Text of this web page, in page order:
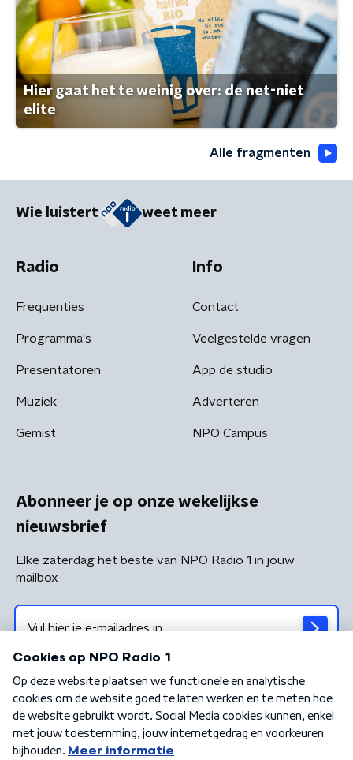
Hier gaat het te weinig over: de net-niet
elite
Alle fragmenten
Wie luistert weet meer
Radio
Frequenties
Programma's
Presentatoren
Muziek
Gemist
Info
Contact
Veelgestelde vragen
App de studio
Adverteren
NPO Campus
Abonneer je op onze wekelijkse
nieuwsbrief
Elke zaterdag het beste van NPO Radio 1 in jouw
mailbox
Algemene voorwaarden Privacybeleid